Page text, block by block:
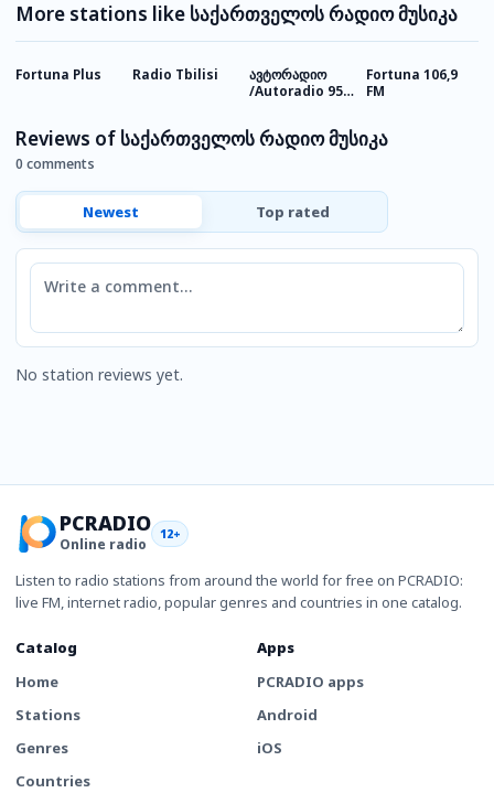
More stations like საქართველოს რადიო მუსიკა
Fortuna Plus Radio Tbilisi
ავტორადიო
/Autoradio 95.1
Fortuna 106,9
FM
Reviews of საქართველოს რადიო მუსიკა
0 comments
Newest Top rated
Comment
No station reviews yet.
PCRADIO
Online radio
12+
Listen to radio stations from around the world for free on PCRADIO:
live FM, internet radio, popular genres and countries in one catalog.
Catalog
Home
Stations
Genres
Countries
Apps
PCRADIO apps
Android
iOS